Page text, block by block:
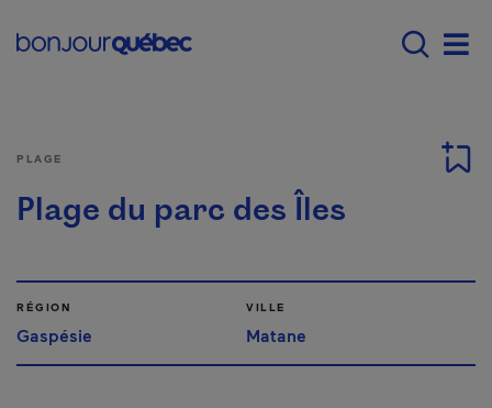
Main navigation -
PLAGE
Plage du parc des Îles
RÉGION
Gaspésie
VILLE
Matane